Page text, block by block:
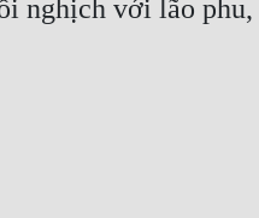
nghịch với lão